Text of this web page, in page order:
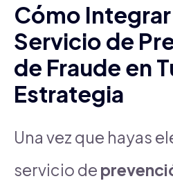
Cómo
Servicio de
de Fraude en
Estrategia
Una vez que hayas
servicio de